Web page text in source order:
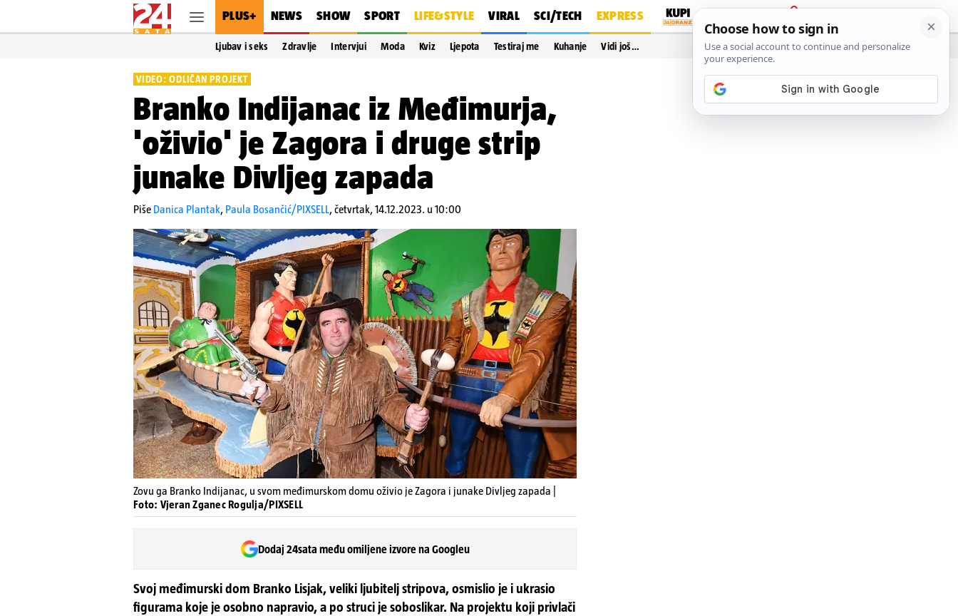
PLUS+ NEWS SHOW SPORT LIFE&STYLE VIRAL SCI/TECH EXPRESS
PRIJAVA
Ljubav i seks Zdravlje Intervjui Moda Kviz Ljepota Testiraj me Kuhanje Vidi još…
VIDEO: ODLIČAN PROJEKT
Branko Indijanac iz Međimurja,
'oživio' je Zagora i druge strip
junake Divljeg zapada
Piše Danica Plantak, Paula Bosančić/PIXSELL,četvrtak, 14.12.2023. u 10:00
Zovu ga Branko Indijanac, u svom međimurskom domu oživio je Zagora i junake Divljeg zapada |
Foto: Vjeran Zganec Rogulja/PIXSELL
Dodaj 24sata među omiljene izvore na Googleu
Svoj međimurski dom Branko Lisjak, veliki ljubitelj stripova, osmislio je i ukrasio
figurama koje je osobno napravio, a po struci je soboslikar. Na projektu koji privlači